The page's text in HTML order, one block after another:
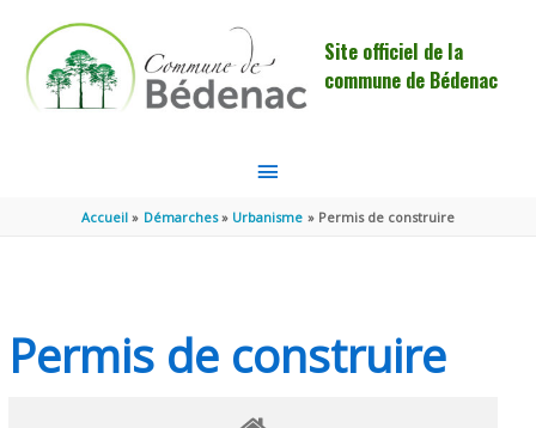
Site officiel de la
commune de Bédenac
MENU
PRINCIPAL
Accueil Démarches Urbanisme Permis de construire
Permis de construire